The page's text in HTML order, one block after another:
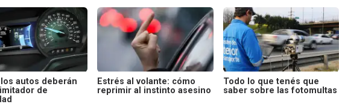
autos deberán
de
Estrés al volante: cómo
reprimir al instinto asesino
Todo lo que tenés que
saber sobre las fotomultas